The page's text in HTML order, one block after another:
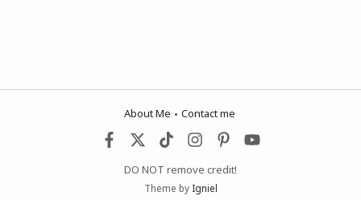
About Me Contact me
DO NOT remove credit!
Theme by Igniel